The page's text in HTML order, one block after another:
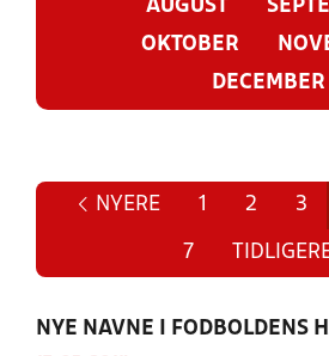
AUGUST
OKTOBER
DECEMBER
NYERE 1 2 3
7
NYE NAVNE I FODBOLDENS